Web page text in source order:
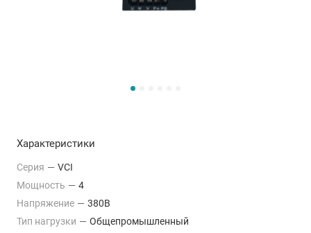
Характеристики
Серия — VCI
Мощность — 4
Напряжение — 380В
Тип нагрузки — Общепромышленный